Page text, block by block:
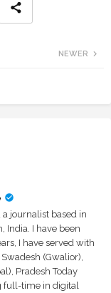
NEWER
journalist based in
India. I have been
I have served with
(Gwalior),
Pradesh Today
full-time in digital